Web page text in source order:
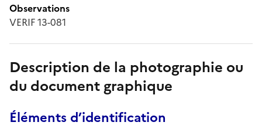
Observations
VERIF 13-081
Description de la photographie ou
du document graphique
Éléments d’identification